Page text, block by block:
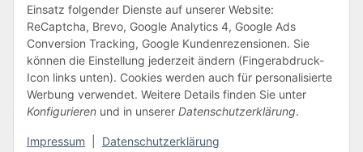
Einsatz folgender Dienste auf unserer Website:
ReCaptcha, Brevo, Google Analytics 4, Google Ads
Conversion Tracking, Google Kundenrezensionen. Sie
können die Einstellung jederzeit ändern (Fingerabdruck-
Icon links unten). Cookies werden auch für personalisierte
Werbung verwendet. Weitere Details finden Sie unter
Konfigurieren und in unserer Datenschutzerklärung.
Impressum Datenschutzerklärung
Vertrag widerrufen